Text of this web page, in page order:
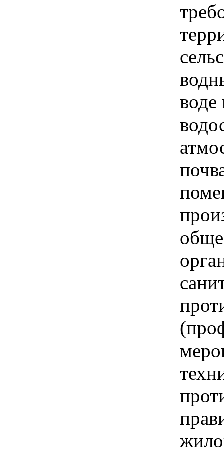
воде